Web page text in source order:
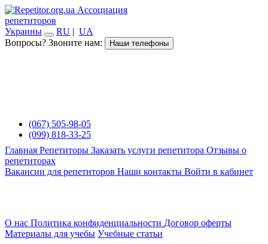
Ассоциация
репетиторов
Украины
RU | UA
Вопросы? Звоните нам:
Наши телефоны
(067) 505-98-05
(099) 818-33-25
Главная Репетиторы Заказать услуги репетитора Отзывы о
репетиторах
Вакансии для репетиторов Наши контакты Войти в кабинет
О нас Политика конфиденциальности Договор оферты
Материалы для учебы Учебные статьи